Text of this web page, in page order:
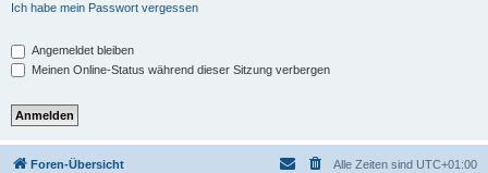
Ich habe mein Passwort vergessen
Angemeldet bleiben
Meinen Online-Status während dieser Sitzung verbergen
Foren-Übersicht Alle Zeiten sind UTC+01:00